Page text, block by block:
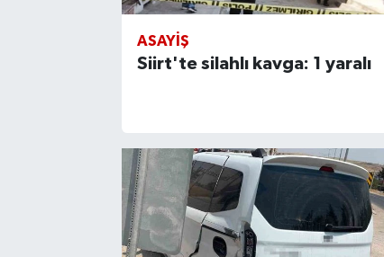
ASAYIŞ
Siirt'te silahlı kavga: 1 yaralı